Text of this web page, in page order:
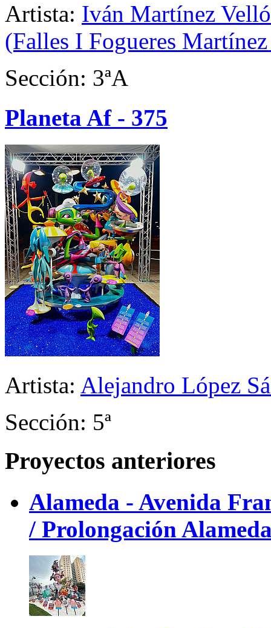
Artista: Iván Martínez
(Falles I Fogueres
Sección: 3ªA
Planeta Af - 375
Artista: Alejandro López
Sección: 5ª
Proyectos anteriores
Alameda - Avenida
/ Prolongación